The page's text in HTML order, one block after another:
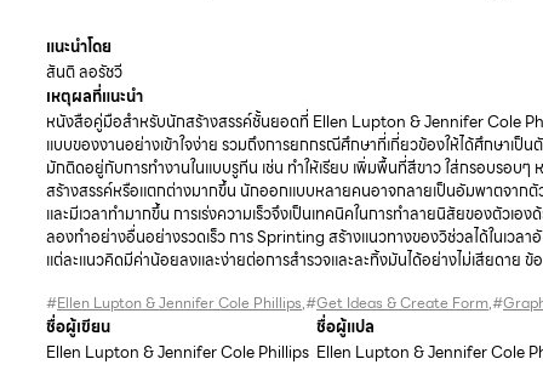
แนะนำโดย
สันติ ลอรัชวี
เหตุผลที่แนะนำ
หนังสือคู่มือสำหรับนักสร้างสรรค์ชั้นยอดที่ Ellen Lupton & Jennifer Cole
แบบของงานอย่างเข้าใจง่าย รวมถึงการยกกรณีศึกษาที่เกี่ยวข้องให้ได้ศึกษาเ
มักติดอยู่กับการทำงานในแบบรูทีน เช่น ทำให้เรียบ เพิ่มพื้นที่สีขาว ใส่กรอบรอบ
สร้างสรรค์หรือแตกต่างมากขึ้น นักออกแบบหลายคนอาจกลายเป็นอัมพาตจากตั
และมีเวลาทำมากขึ้น การเร่งความเร็วจึงเป็นเทคนิคในการทำลายนิสัยของตัว
ลองทำอย่างอื่นอย่างรวดเร็ว การ Sprinting สร้างแนวทางของวิช่วลได้ในเว
แต่ละแนวคิดมีค่าน้อยลงและง่ายต่อการสำรวจและละทิ้งมันได้อย่างไม่เสียดาย ข้
#Ellen Lupton & Jennifer Cole Phillips,#Get Ideas & Create Form,#
ชื่อผู้เขียน
Ellen Lupton & Jennifer Cole Phillips
ชื่อผู้แปล
Ellen Lupton & Jennifer Cole